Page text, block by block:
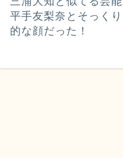
平手友梨奈とそっく
的な顔だった！